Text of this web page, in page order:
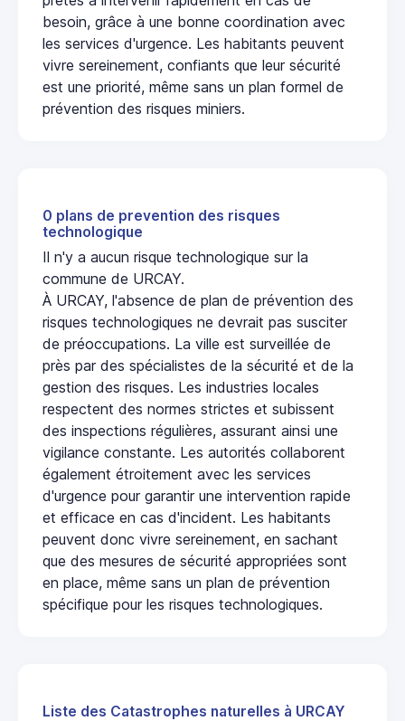
besoin, grâce à une bonne coordination avec
les services d'urgence. Les habitants peuvent
vivre sereinement, confiants que leur sécurité
est une priorité, même sans un plan formel de
prévention des risques miniers.
0 plans de prevention des risques
technologique
Il n'y a aucun risque technologique sur la
commune de URCAY.
À URCAY, l'absence de plan de prévention des
risques technologiques ne devrait pas susciter
de préoccupations. La ville est surveillée de
près par des spécialistes de la sécurité et de la
gestion des risques. Les industries locales
respectent des normes strictes et subissent
des inspections régulières, assurant ainsi une
vigilance constante. Les autorités collaborent
également étroitement avec les services
d'urgence pour garantir une intervention rapide
et efficace en cas d'incident. Les habitants
peuvent donc vivre sereinement, en sachant
que des mesures de sécurité appropriées sont
en place, même sans un plan de prévention
spécifique pour les risques technologiques.
Liste des Catastrophes naturelles à URCAY